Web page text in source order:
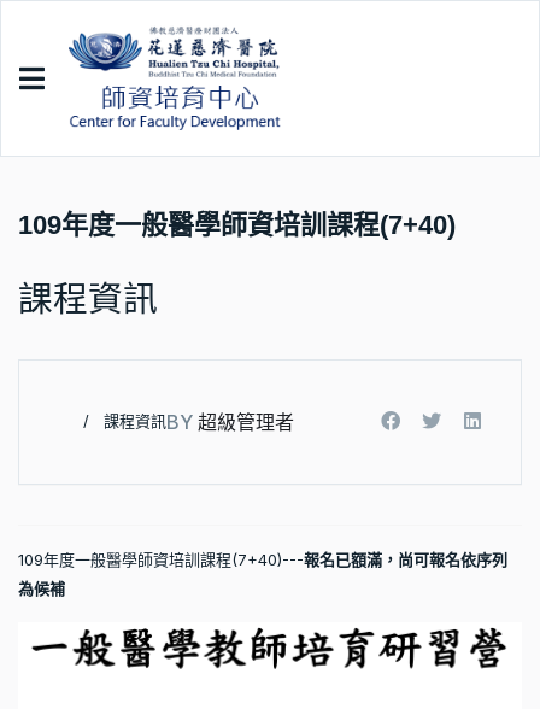
課程資訊
109年度一般醫學師資培訓課程(7+40)
BY 超級管理者
課程資訊
109年度一般醫學師資培訓課程(7+40)---報名已額滿，尚可報名依序列
為候補